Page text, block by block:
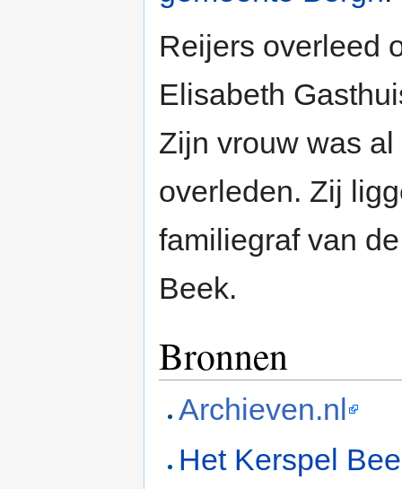
Reijers overleed
Elisabeth
Zijn vrouw was
overleden. Zij
familiegraf van
Beek.
Bronnen
Archieven.nl
Het Kerspel